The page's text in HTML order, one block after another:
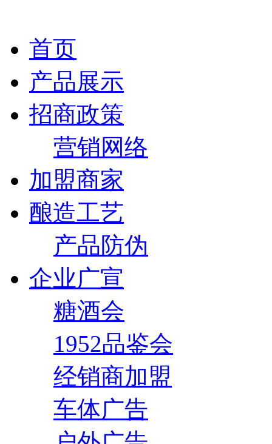
首页
产品展示
招商政策
营销网络
加盟商家
酿造工艺
产品防伪
企业广宣
糖酒会
1952品鉴会
经销商加盟
车体广告